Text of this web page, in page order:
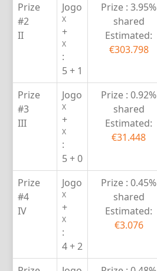
Prize
#2
II
Jogo
X
+
X
:
5 + 1
Prize : 3.95%
shared
Estimated:
€303.798
Prize
#3
III
Jogo
X
+
X
:
5 + 0
Prize : 0.92%
shared
Estimated:
€31.448
Prize
#4
IV
Jogo
X
+
X
:
4 + 2
Prize : 0.45%
shared
Estimated:
€3.076